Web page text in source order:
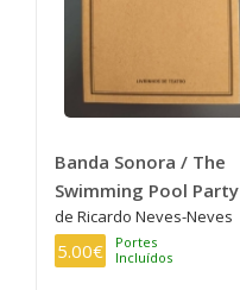
Banda Sonora / The
Swimming Pool Party
de Ricardo Neves-Neves
5.00€
Portes
Incluídos